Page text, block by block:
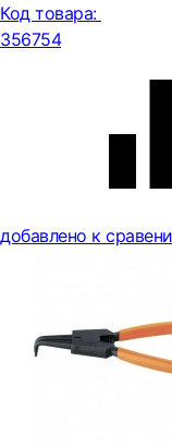
Код товара:
356754
добавлено к